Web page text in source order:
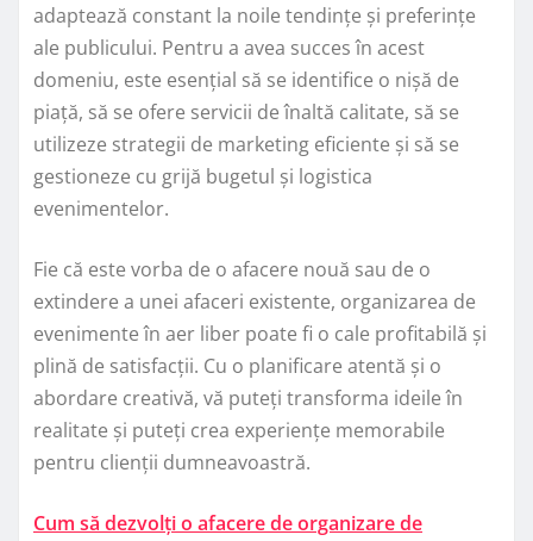
adaptează constant la noile tendințe și preferințe
ale publicului. Pentru a avea succes în acest
domeniu, este esențial să se identifice o nișă de
piață, să se ofere servicii de înaltă calitate, să se
utilizeze strategii de marketing eficiente și să se
gestioneze cu grijă bugetul și logistica
evenimentelor.
Fie că este vorba de o afacere nouă sau de o
extindere a unei afaceri existente, organizarea de
evenimente în aer liber poate fi o cale profitabilă și
plină de satisfacții. Cu o planificare atentă și o
abordare creativă, vă puteți transforma ideile în
realitate și puteți crea experiențe memorabile
pentru clienții dumneavoastră.
Cum să dezvolți o afacere de organizare de